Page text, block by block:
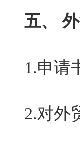
五、
1.申请
2.对外